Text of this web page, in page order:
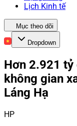
Lịch Kinh tế
Mục theo dõi
Dropdown
Hơn 2.921
không gian
Láng Hạ
HP